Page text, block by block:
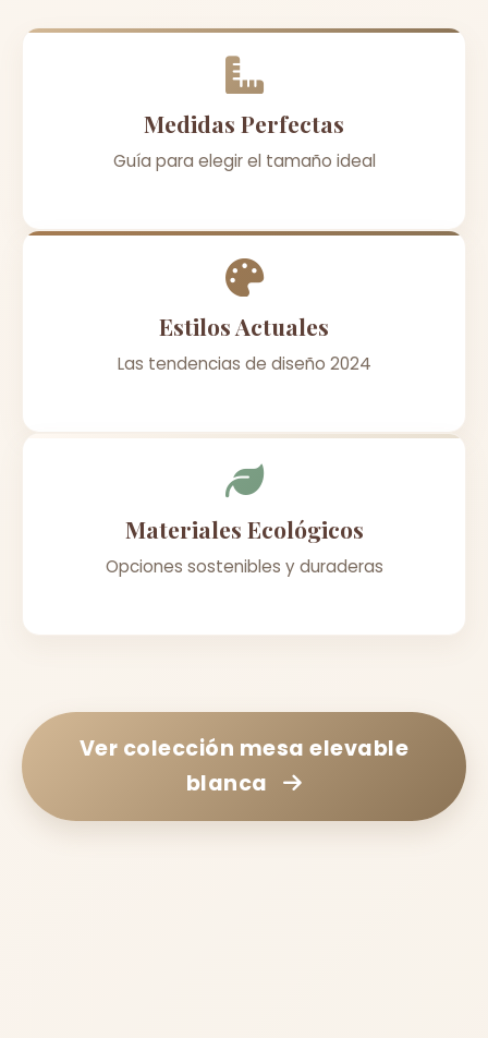
Medidas Perfectas
Guía para elegir el tamaño ideal
Estilos Actuales
Las tendencias de diseño 2024
Materiales Ecológicos
Opciones sostenibles y duraderas
Ver colección mesa elevable
blanca